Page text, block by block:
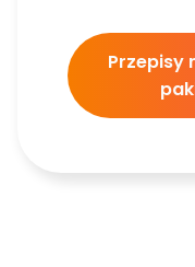
Przepisy